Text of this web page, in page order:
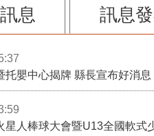
息 訊息
托嬰中心揭牌 縣長宣布好消
星人棒球大會暨U13全國軟式